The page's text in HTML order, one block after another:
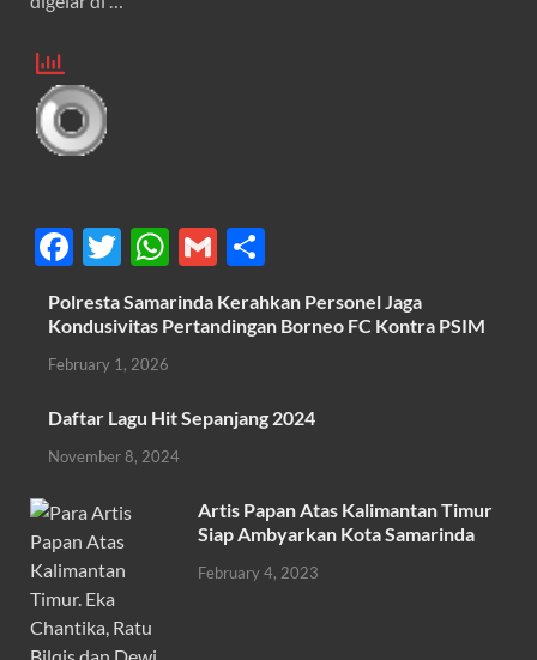
F
ac
e
b
o
o
k
T
w
itt
er
W
h
at
A
p
p
G
m
ail
h
ar
Polresta Samarinda Kerahkan Personel Jaga
Kondusivitas Pertandingan Borneo FC Kontra PSIM
February 1, 2026
Daftar Lagu Hit Sepanjang 2024
November 8, 2024
Artis Papan Atas Kalimantan Timur
Siap Ambyarkan Kota Samarinda
February 4, 2023